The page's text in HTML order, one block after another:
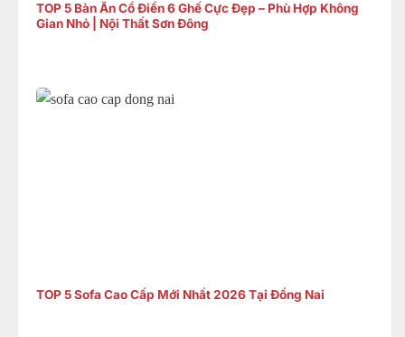
TOP 5 Bàn Ăn Cổ Điển 6 Ghế Cực Đẹp – Phù Hợp Không
Gian Nhỏ | Nội Thất Sơn Đông
TOP 5 Sofa Cao Cấp Mới Nhất 2026 Tại Đồng Nai